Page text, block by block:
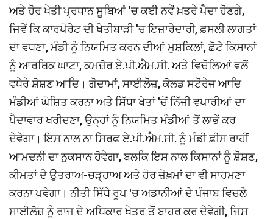
ਅਤੇ ਹੋਰ ਖੇਤੀ ਪ੍ਰਧਾਨ ਸੂਬਿਆਂ 'ਚ ਕਈ ਨਵੇਂ ਖ਼ਤਰੇ ਪੈਦਾ ਹੋਣਗੇ,
ਜਿਵੇਂ ਕਿ ਕਾਰਪੋਰੇਟ ਦੀ ਖੇਤੀਬਾੜੀ 'ਚ ਇਜ਼ਾਰੇਦਾਰੀ, ਫ਼ਸਲੀ ਲਾਗਤਾਂ
ਦਾ ਵਧਣਾ, ਮੰਡੀ ਨੂੰ ਨਿਯਮਿਤ ਕਰਨ ਦੀਆਂ ਮੁਸ਼ਕਿਲਾਂ, ਛੋਟੇ ਕਿਸਾਨਾਂ
ਨੂੰ ਆਰਥਿਕ ਘਾਟਾ, ਕਮਜ਼ੋਰ ਏ.ਪੀ.ਐਮ.ਸੀ. ਅਤੇ ਵਿਚੋਲਿਆਂ ਵਲੋਂ
ਵਧੇਰੇ ਸ਼ੋਸ਼ਣ ਆਦਿ। ਗੋਦਾਮਾਂ, ਸਾਈਲੋਜ਼, ਕੋਲਡ ਸਟੋਰੇਜ ਆਦਿ
ਮੰਡੀਆਂ ਘੋਸ਼ਿਤ ਕਰਨਾ ਅਤੇ ਸਿੱਧਾ ਖੇਤਾਂ 'ਚੋਂ ਨਿੱਜੀ ਵਪਾਰੀਆਂ ਦਾ
ਪੈਦਾਵਾਰ ਖਰੀਦਣਾ, ਉਨ੍ਹਾਂ ਨੂੰ ਨਿਯਮਿਤ ਮੰਡੀਆਂ ਤੋਂ ਲਾਭੇਂ ਕਰ
ਦੇਵੇਗਾ। ਇਸ ਨਾਲ ਨਾ ਸਿਰਫ ਏ.ਪੀ.ਐਮ.ਸੀ. ਨੂੰ ਮੰਡੀ ਫ਼ੀਸ ਰਾਹੀਂ
ਆਮਦਨੀ ਦਾ ਨੁਕਸਾਨ ਹੋਵੇਗਾ, ਬਲਕਿ ਇਸ ਨਾਲ ਕਿਸਾਨਾਂ ਨੂੰ ਸ਼ੋਸ਼ਣ,
ਕੀਮਤਾਂ ਦੇ ਉਤਰਾਅ-ਚੜ੍ਹਾਅ ਅਤੇ ਹੋਰ ਜ਼ੋਖ਼ਮਾਂ ਦਾ ਵੀ ਸਾਹਮਣਾ
ਕਰਨਾ ਪਵੇਗਾ। ਨੀਤੀ ਸਿੱਧੇ ਰੂਪ 'ਚ ਅਡਾਨੀਆਂ ਦੇ ਪੰਜਾਬ ਵਿਚਲੇ
ਸਾਈਲੋਜ਼ ਨੂੰ ਰਾਜ ਦੇ ਅਧਿਕਾਰ ਖੇਤਰ ਤੋਂ ਬਾਹਰ ਕਰ ਦੇਵੇਗੀ, ਜਿਸ